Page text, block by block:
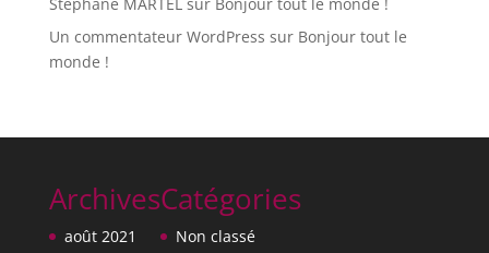
Un commentateur WordPress sur Bonjour tout le
monde !
Archives
août 2021
Catégories
Non classé